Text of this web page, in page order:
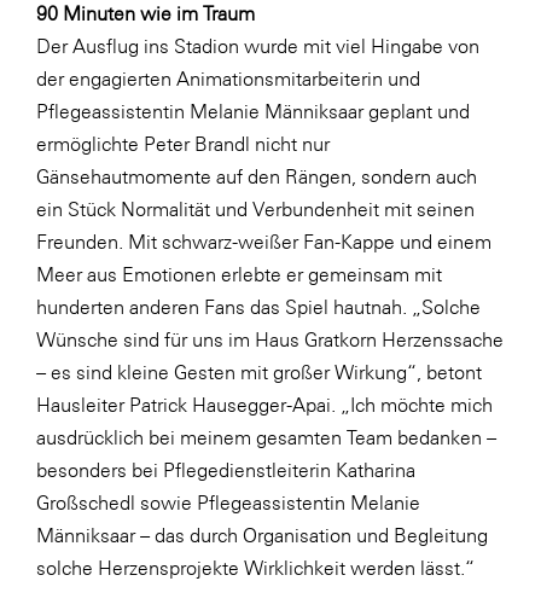
sebamed
SeneCura
SERVICE&MORE
SKINUANCE®
Sony DADC
SPIEGLTEC
Trend Micro
TAG GmbH
Verband Druck Medien Österreich
Wirtschaftskammer Salzburg
WKS Fachgruppe Fahrzeughandel und
90 Minuten wie im Traum
Der Ausflug ins Stadion wurde mit viel Hingabe von
der engagierten Animationsmitarbeiterin und
Pflegeassistentin Melanie Männiksaar geplant und
ermöglichte Peter Brandl nicht nur
Gänsehautmomente auf den Rängen, sondern auch
ein Stück Normalität und Verbundenheit mit seinen
Freunden. Mit schwarz-weißer Fan-Kappe und einem
Meer aus Emotionen erlebte er gemeinsam mit
hunderten anderen Fans das Spiel hautnah. „Solche
Wünsche sind für uns im Haus Gratkorn Herzenssache
– es sind kleine Gesten mit großer Wirkung“, betont
Hausleiter Patrick Hausegger-Apai. „Ich möchte mich
ausdrücklich bei meinem gesamten Team bedanken –
besonders bei Pflegedienstleiterin Katharina
Großschedl sowie Pflegeassistentin Melanie
Männiksaar – das durch Organisation und Begleitung
solche Herzensprojekte Wirklichkeit werden lässt.“